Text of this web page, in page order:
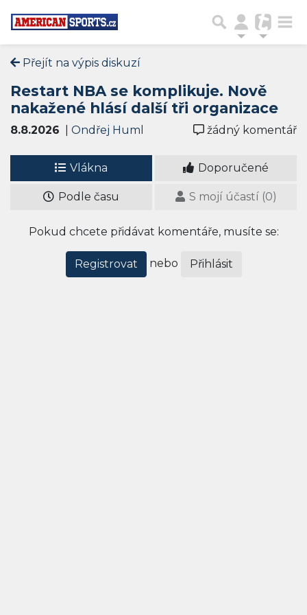
Přejít na výpis diskuzí
Restart NBA se komplikuje. Nově
nakažené hlásí další tři organizace
8.8.2026 Ondřej Huml žádný komentář
Vlákna Doporučené
Podle času S mojí účastí (0)
Pokud chcete přidávat komentáře, musíte se:
Registrovat nebo Přihlásit